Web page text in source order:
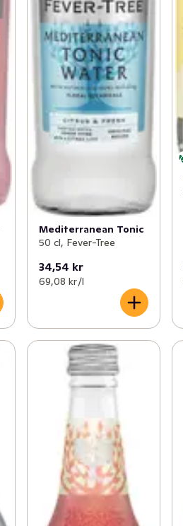
Mediterranean Tonic
50 cl, Fever-Tree
34,54 kr
69,08 kr /l